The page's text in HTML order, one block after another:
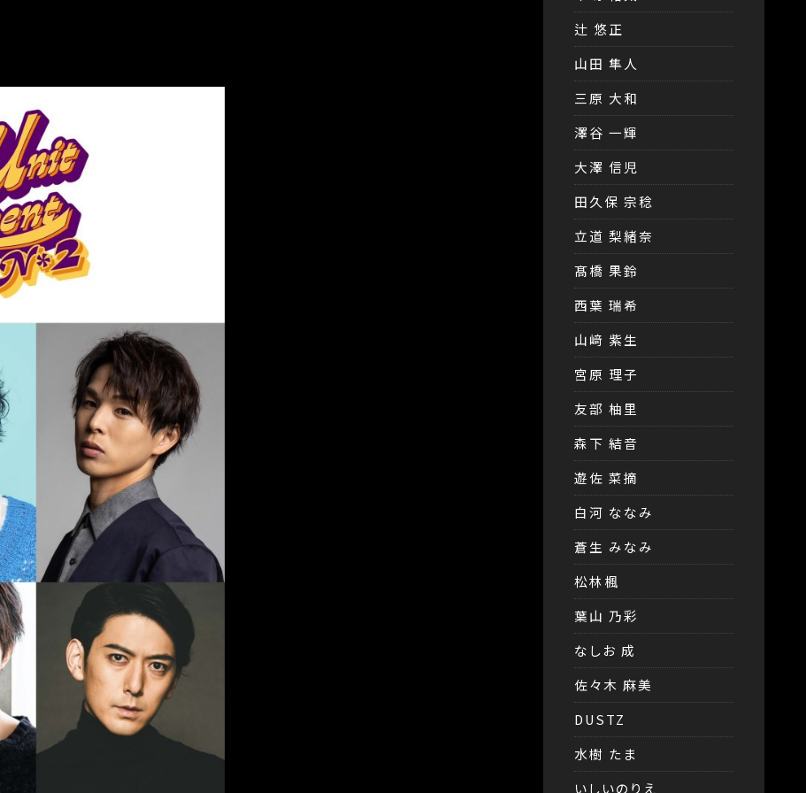
辻 悠正
山田 隼人
三原 大和
澤谷 一輝
大澤 信児
田久保 宗稔
立道 梨緒奈
髙橋 果鈴
西葉 瑞希
山﨑 紫生
宮原 理子
友部 柚里
森下 結音
遊佐 菜摘
白河 ななみ
蒼生 みなみ
松林楓
葉山 乃彩
なしお 成
佐々木 麻美
DUSTZ
水樹 たま
いしいのりえ